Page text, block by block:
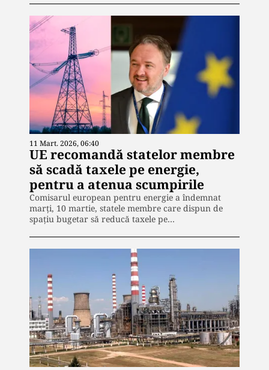
11 Mart. 2026, 06:40
UE recomandă statelor membre
să scadă taxele pe energie,
pentru a atenua scumpirile
Comisarul european pentru energie a îndemnat
marți, 10 martie, statele membre care dispun de
spațiu bugetar să reducă taxele pe…